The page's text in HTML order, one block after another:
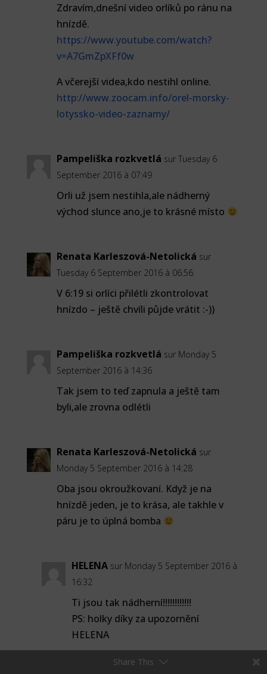
Zdravím,dnešní video orlíků po ránu na
hnízdě.
https://www.youtube.com/watch?
v=A7GmZpXFf0w
A včerejší videa,kdo nestihl online.
http://www.zoocam.info/orel-morsky-
lotyssko-video-zaznamy/
Pampeliška rozkvetlá sur Tuesday 6
September 2016 à 07:49
Orli už jsem nestihla,ale nádherný
východ slunce ano,je to krásné místo
Renata Karleszová-Netolická sur
Tuesday 6 September 2016 à 06:56
V 6:19 si orlíci přilétli zkontrolovat
hnízdo – ještě chvíli půjde vrátit :-))
Pampeliška rozkvetlá sur Monday 5
September 2016 à 14:36
Tak jsem to teď zapnula a ještě tam
byli,ale zrovna odlétli
Renata Karleszová-Netolická sur
Monday 5 September 2016 à 14:28
Oba jsou okroužkovaní. Když je na
hnízdě jeden, je to krása, ale takhle v
páru je to úplná bomba
HELENA sur Monday 5 September 2016 à
16:32
Ti jsou tak nádherní!!!!!!!!!!!!
PS: holky díky za upozornění
HELENA
Share This